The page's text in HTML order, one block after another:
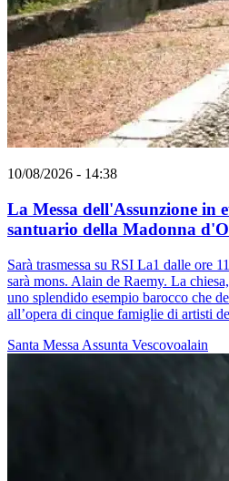
10/08/2026 - 14:38
La Messa dell'Assunzione in
santuario della Madonna
Sarà trasmessa su RSI La1 dalle ore
sarà mons. Alain de Raemy. La
uno splendido esempio barocco che
all’opera di cinque famiglie di artisti
Santa Messa Assunta Vescovoalain